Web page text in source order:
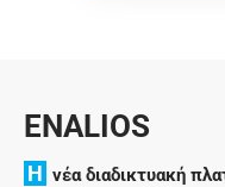
ENALIOS
H νέα διαδικτυακή